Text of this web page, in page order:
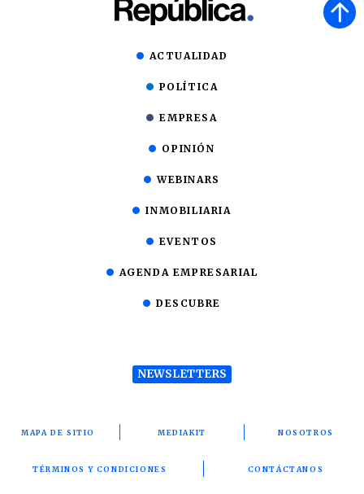
ACTUALIDAD
POLÍTICA
EMPRESA
OPINIÓN
WEBINARS
INMOBILIARIA
EVENTOS
AGENDA EMPRESARIAL
DESCUBRE
NEWSLETTERS
MAPA DE SITIO MEDIAKIT NOSOTROS
TÉRMINOS Y CONDICIONES CONTÁCTANOS